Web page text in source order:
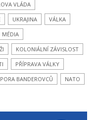
VLÁDA
UKRAJINA
VÁLKA
MÉDIA
KOLONIÁLNÍ ZÁVISLOST
PŘÍPRAVA VÁLKY
BANDEROVCŮ NATO